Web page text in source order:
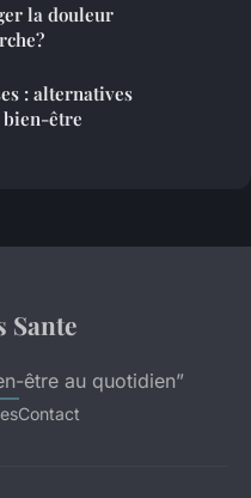
la douleur
: alternatives
être
Sante
être au quotidien”
Contact